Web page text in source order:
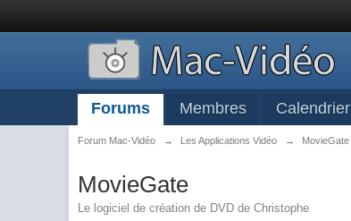
Forums Membres Calendrier
Forum Mac-Vidéo → Les Applications Vidéo → MovieGate
MovieGate
Le logiciel de création de DVD de Christophe